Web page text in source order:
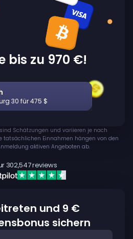
bis zu 970 €!
30 für 475 $
Schätzungen und variieren je nach
tatsächlichen Einnahmen hängen von den
aktiven Angeboten ab.
302,547reviews
und 9 €
sichern